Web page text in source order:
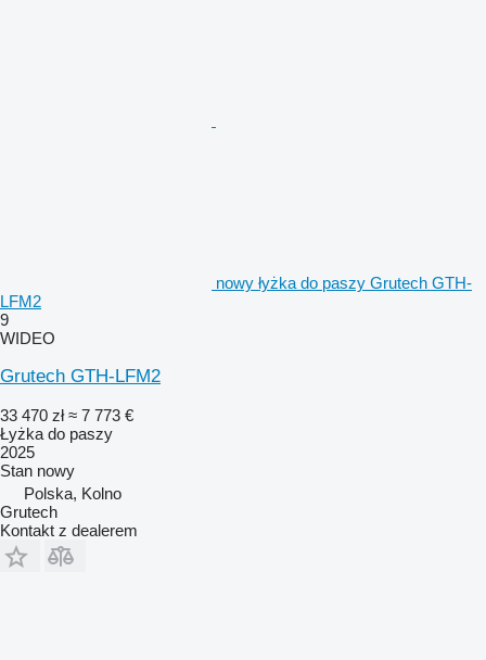
nowy łyżka do paszy Grutech GTH-
LFM2
9
WIDEO
Grutech GTH-LFM2
33 470 zł ≈ 7 773 €
Łyżka do paszy
2025
Stan nowy
Polska, Kolno
Grutech
Kontakt z dealerem